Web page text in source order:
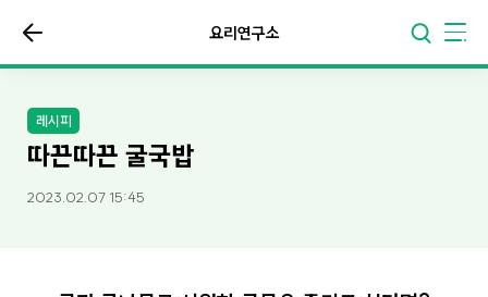
요리연구소
레시피
따끈따끈 굴국밥
2023.02.07 15:45